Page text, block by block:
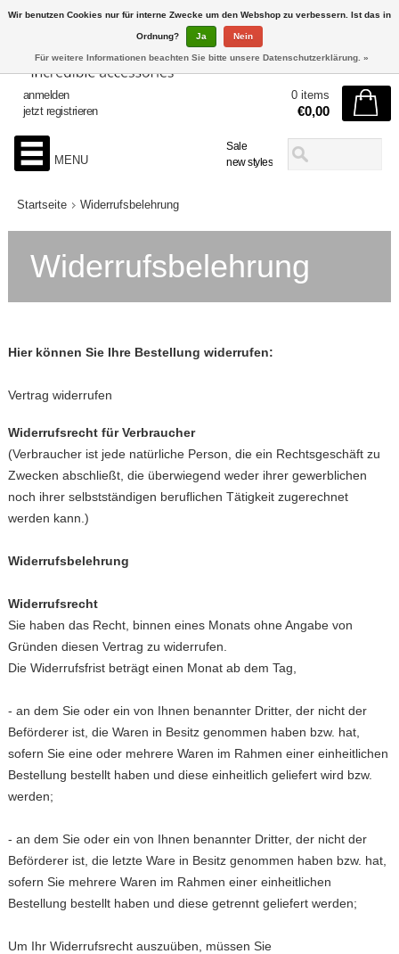
Sale
new styles
anmelden
jetzt registrieren
0 items
€0,00
MENU
Startseite Widerrufsbelehrung
Widerrufsbelehrung
Hier können Sie Ihre Bestellung widerrufen:
Vertrag widerrufen
Widerrufsrecht für Verbraucher
(Verbraucher ist jede natürliche Person, die ein Rechtsgeschäft zu
Zwecken abschließt, die überwiegend weder ihrer gewerblichen
noch ihrer selbstständigen beruflichen Tätigkeit zugerechnet
werden kann.)
Widerrufsbelehrung
Widerrufsrecht
Sie haben das Recht, binnen eines Monats ohne Angabe von
Gründen diesen Vertrag zu widerrufen.
Die Widerrufsfrist beträgt einen Monat ab dem Tag,
- an dem Sie oder ein von Ihnen benannter Dritter, der nicht der
Beförderer ist, die Waren in Besitz genommen haben bzw. hat,
sofern Sie eine oder mehrere Waren im Rahmen einer einheitlichen
Bestellung bestellt haben und diese einheitlich geliefert wird bzw.
werden;
- an dem Sie oder ein von Ihnen benannter Dritter, der nicht der
Beförderer ist, die letzte Ware in Besitz genommen haben bzw. hat,
sofern Sie mehrere Waren im Rahmen einer einheitlichen
Bestellung bestellt haben und diese getrennt geliefert werden;
Um Ihr Widerrufsrecht auszuüben, müssen Sie
Wir benutzen Cookies nur für interne Zwecke um den Webshop zu verbessern. Ist das in
Ordnung? Ja Nein
Für weitere Informationen beachten Sie bitte unsere Datenschutzerklärung. »